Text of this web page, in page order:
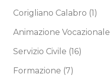
Corigliano Calabro (1)
Animazione Vocazionale
Servizio Civile (16)
Formazione (7)